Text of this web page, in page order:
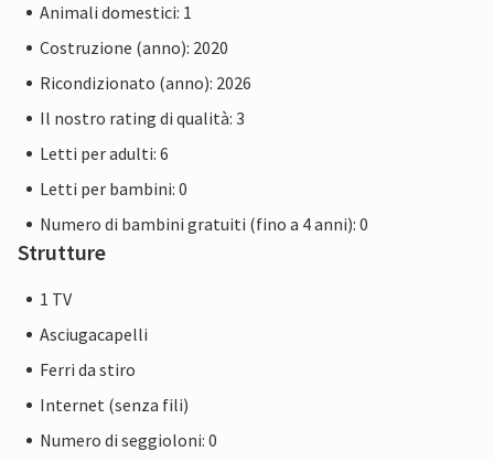
Animali domestici: 1
Costruzione (anno): 2020
Ricondizionato (anno): 2026
Il nostro rating di qualità: 3
Letti per adulti: 6
Letti per bambini: 0
Numero di bambini gratuiti (fino a 4 anni): 0
Strutture
1 TV
Asciugacapelli
Ferri da stiro
Internet (senza fili)
Numero di seggioloni: 0